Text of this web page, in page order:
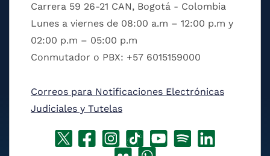
Carrera 59 26-21 CAN, Bogotá - Colombia
Lunes a viernes de 08:00 a.m – 12:00 p.m y
02:00 p.m – 05:00 p.m
Conmutador o PBX: +57 6015159000
Correos para Notificaciones Electrónicas
Judiciales y Tutelas